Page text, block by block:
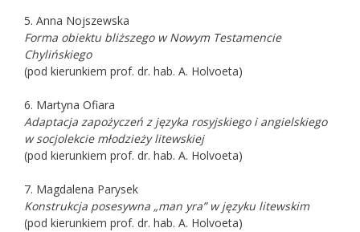
5. Anna Nojszewska
Forma obiektu bliższego w Nowym Testamencie
Chylińskiego
(pod kierunkiem prof. dr. hab. A. Holvoeta)
6. Martyna Ofiara
Adaptacja zapożyczeń z języka rosyjskiego i angielskiego
w socjolekcie młodzieży litewskiej
(pod kierunkiem prof. dr. hab. A. Holvoeta)
7. Magdalena Parysek
Konstrukcja posesywna „man yra” w języku litewskim
(pod kierunkiem prof. dr. hab. A. Holvoeta)